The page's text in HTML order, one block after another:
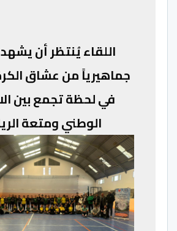
اللقاء يُنتظر أن
جماهيرياً من عشاق
في لحظة تجمع بين
الوطني ومتعة